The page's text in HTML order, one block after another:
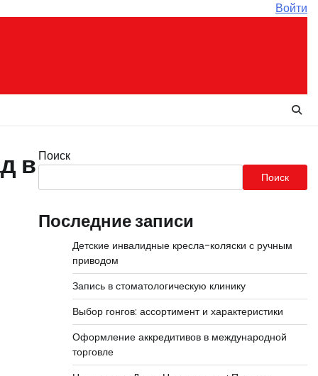
Войти
в Поиск
Поиск
Последние записи
Детские инвалидные кресла-коляски с ручным
приводом
Запись в стоматологическую клинику
Выбор гонгов: ассортимент и характеристики
Оформление аккредитивов в международной
торговле